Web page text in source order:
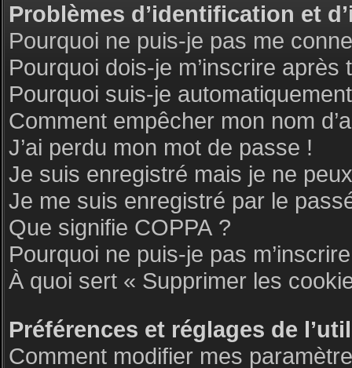
Problèmes d’identification et
Pourquoi ne puis-je pas me
Pourquoi dois-je m’inscrire après
Pourquoi suis-je
Comment empêcher mon nom
J’ai perdu mon mot de passe !
Je suis enregistré mais je ne
Je me suis enregistré par le
Que signifie COPPA ?
Pourquoi ne puis-je pas
À quoi sert « Supprimer les
Préférences et réglages de
Comment modifier mes